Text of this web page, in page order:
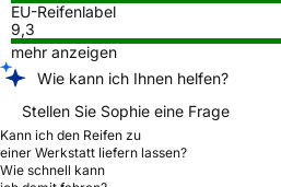
EU-Reifenlabel
9,3
mehr anzeigen
Wie kann ich Ihnen helfen?
Stellen Sie Sophie eine Frage
Kann ich den Reifen zu
einer Werkstatt liefern lassen?
Wie schnell kann